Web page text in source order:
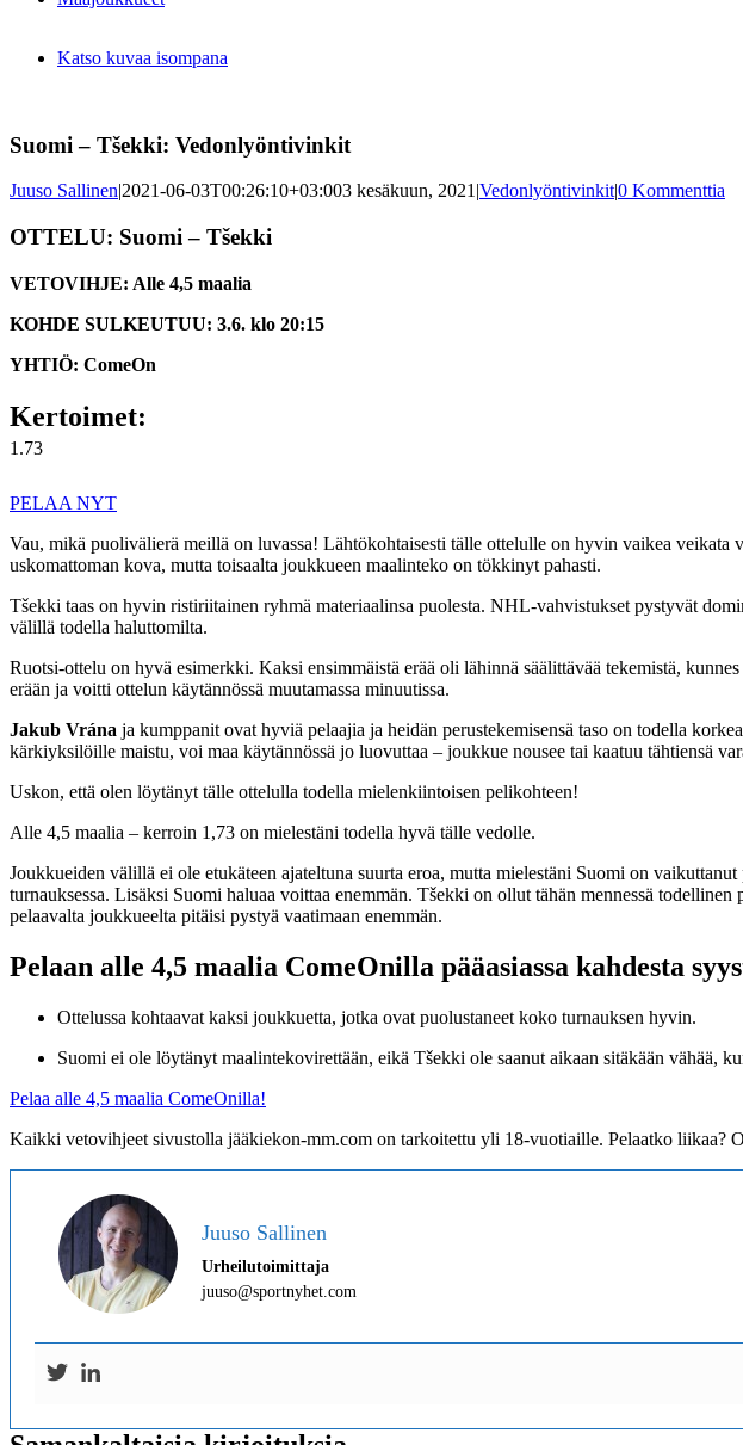
Katso kuvaa isompana
Suomi – Tšekki: Vedonlyöntivinkit
Juuso Sallinen|2021-06-03T00:26:10+03:003 kesäkuun, 2021|Vedonlyöntivinkit|0 Kommenttia
OTTELU: Suomi – Tšekki
VETOVIHJE: Alle 4,5 maalia
KOHDE SULKEUTUU: 3.6. klo 20:15
YHTIÖ: ComeOn
Kertoimet:
1.73
PELAA NYT
Vau, mikä puolivälierä meillä on luvassa! Lähtökohtaisesti tälle ottelulle on hyvin vaikea veikata
uskomattoman kova, mutta toisaalta joukkueen maalinteko on tökkinyt pahasti.
Tšekki taas on hyvin ristiriitainen ryhmä materiaalinsa puolesta. NHL-vahvistukset pystyvät
välillä todella haluttomilta.
Ruotsi-ottelu on hyvä esimerkki. Kaksi ensimmäistä erää oli lähinnä säälittävää tekemistä,
erään ja voitti ottelun käytännössä muutamassa minuutissa.
Jakub Vrána ja kumppanit ovat hyviä pelaajia ja heidän perustekemisensä taso on todella
kärkiyksilöille maistu, voi maa käytännössä jo luovuttaa – joukkue nousee tai kaatuu tähtiensä
Uskon, että olen löytänyt tälle ottelulla todella mielenkiintoisen pelikohteen!
Alle 4,5 maalia – kerroin 1,73 on mielestäni todella hyvä tälle vedolle.
Joukkueiden välillä ei ole etukäteen ajateltuna suurta eroa, mutta mielestäni Suomi on
turnauksessa. Lisäksi Suomi haluaa voittaa enemmän. Tšekki on ollut tähän mennessä
pelaavalta joukkueelta pitäisi pystyä vaatimaan enemmän.
Pelaan alle 4,5 maalia ComeOnilla pääasiassa kahdesta
Ottelussa kohtaavat kaksi joukkuetta, jotka ovat puolustaneet koko turnauksen hyvin.
Suomi ei ole löytänyt maalintekovirettään, eikä Tšekki ole saanut aikaan sitäkään vähää,
Pelaa alle 4,5 maalia ComeOnilla!
Kaikki vetovihjeet sivustolla jääkiekon-mm.com on tarkoitettu yli 18-vuotiaille. Pelaatko liikaa?
Juuso Sallinen
Urheilutoimittaja
juuso@sportnyhet.com